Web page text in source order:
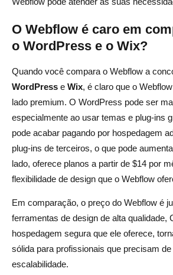
O Webflow é caro em
o WordPress e o Wix?
Quando você compara o Webflow a
WordPress e Wix, é claro que o
lado premium. O WordPress pode ser
especialmente ao usar temas e plug-ins
pode acabar pagando por hospedagem
plug-ins de terceiros, o que pode
lado, oferece planos a partir de $14 por
flexibilidade de design que o Webflow
Em comparação, o preço do Webflow é
ferramentas de design de alta qualidade,
hospedagem segura que ele oferece,
sólida para profissionais que precisam
escalabilidade.